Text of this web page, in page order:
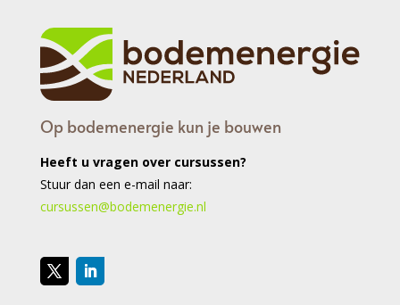
Op bodemenergie kun je bouwen
Heeft u vragen over cursussen?
Stuur dan een e-mail naar:
cursussen@bodemenergie.nl